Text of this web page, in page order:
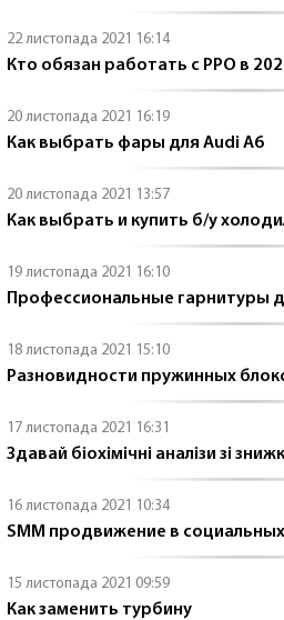
22 листопада 2021 16:14
Кто обязан работать с РРО в
20 листопада 2021 16:19
Как выбрать фары для Audi A6
20 листопада 2021 13:57
Как выбрать и купить б/у
19 листопада 2021 16:10
Профессиональные гарнитуры
18 листопада 2021 15:10
Разновидности пружинных
17 листопада 2021 16:31
Здавай біохімічні аналізи зі
16 листопада 2021 10:34
SMM продвижение в
15 листопада 2021 09:59
Как заменить турбину